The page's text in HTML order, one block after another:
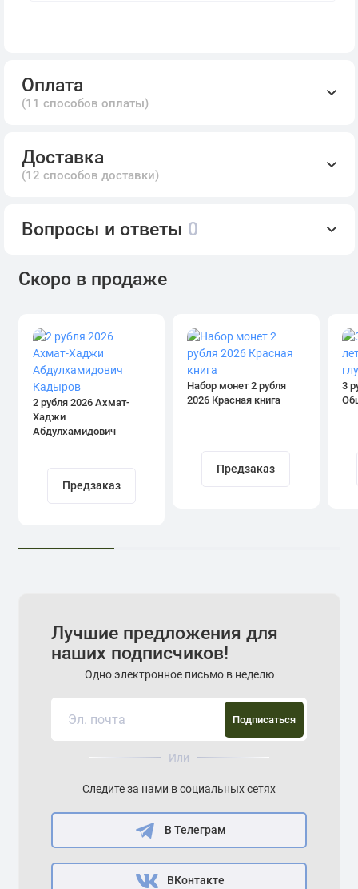
Оплата
(11 способов оплаты)
Доставка
(12 способов доставки)
Вопросы и ответы 0
Скоро в продаже
2 рубля 2026 Ахмат-
Хаджи
Абдулхамидович
Предзаказ
Набор монет 2 рубля
2026 Красная книга
Предзаказ
3
Лучшие предложения для
наших подписчиков!
Одно электронное письмо в неделю
Подписаться
Или
Следите за нами в социальных сетях
В Телеграм
ВКонтакте